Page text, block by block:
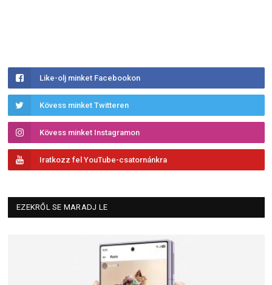
Like-olj minket Facebookon
Kövess minket Twitteren
Kövess minket Instagramon
Iratkozz fel YouTube-csatornánkra
EZEKRŐL SE MARADJ LE